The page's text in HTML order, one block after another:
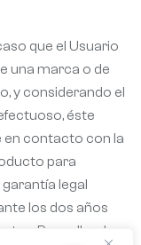
que el Usuario
una marca o de
y considerando el
éste
en contacto con la
para
legal
los dos años
Para ello, el